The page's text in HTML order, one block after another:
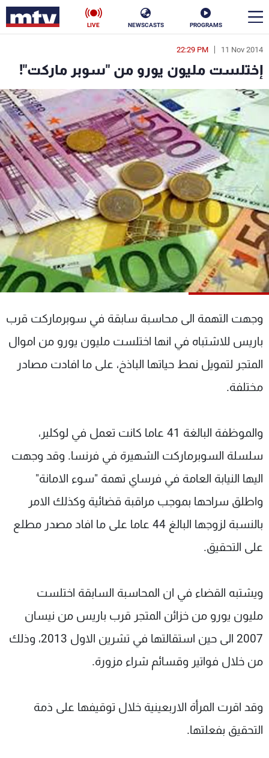
PROGRAMS
NEWSCASTS
LIVE
11 Nov 2014
22:29 PM
إختلست مليون يورو من "سوبر ماركت"!
وجهت التهمة الى محاسبة سابقة في سوبرماركت قرب
باريس للاشتباه في انها اختلست مليون يورو من اموال
المتجر لتمويل نمط حياتها الباذخ، على ما افادت مصادر
مختلفة.
والموظفة البالغة 41 عاما كانت تعمل في لوكلير،
سلسلة السوبرماركت الشهيرة في فرنسا. وقد وجهت
اليها النيابة العامة في فرساي تهمة "سوء الامانة"
واطلق سراحها بموجب مراقبة قضائية وكذلك الامر
بالنسبة لزوجها البالغ 44 عاما على ما افاد مصدر مطلع
على التحقيق.
ويشتبه القضاء في ان المحاسبة السابقة اختلست
مليون يورو من خزائن المتجر قرب باريس من نيسان
2007 الى حين استقالتها في تشرين الاول 2013، وذلك
من خلال فواتير وقسائم شراء مزورة.
وقد اقرت المرأة الاربعينية خلال توقيفها على ذمة
التحقيق بفعلتها.
en
الأخبار
سياسة ناس
إقتصاد فن
منوعات رياضة
كأس العالم
البرامج
جدول البرامج
شاهد البرامج
عن MTV
الإنـتـاج
لاعلاناتكم
وظائف
شروط الإسـتخدام
سياسة الخصوصية